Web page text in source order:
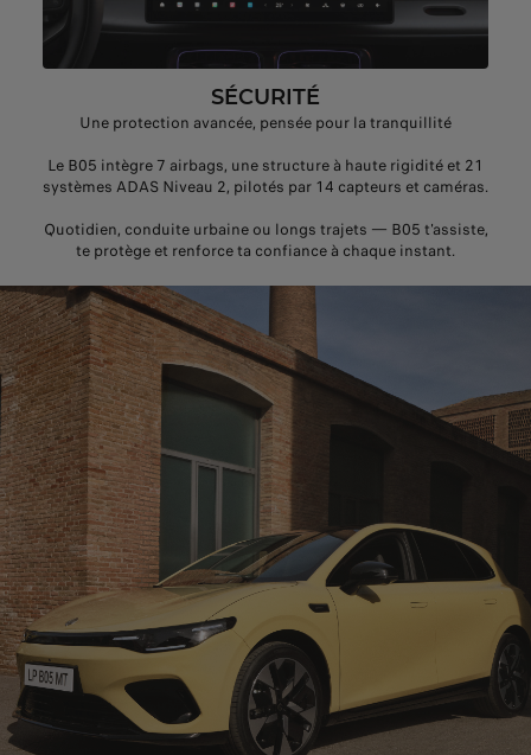
SÉCURITÉ
Une protection avancée, pensée pour la tranquillité
Le B05 intègre 7 airbags, une structure à haute rigidité et 21
systèmes ADAS Niveau 2, pilotés par 14 capteurs et caméras.
Quotidien, conduite urbaine ou longs trajets — B05 t'assiste,
te protège et renforce ta confiance à chaque instant.